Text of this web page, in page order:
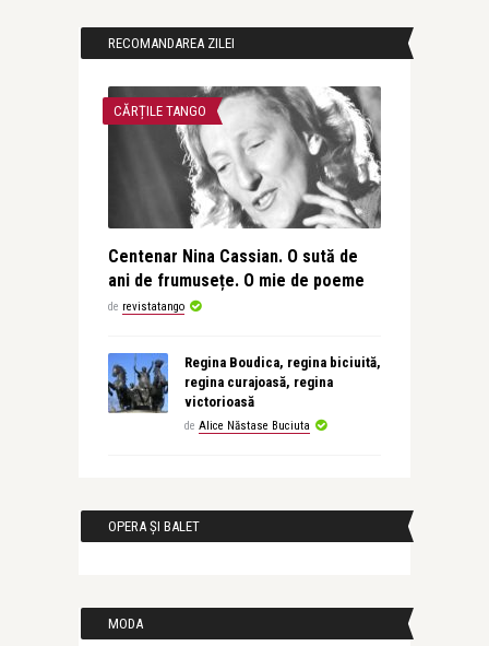
RECOMANDAREA ZILEI
CĂRȚILE TANGO
Centenar Nina Cassian. O sută de
ani de frumusețe. O mie de poeme
de revistatango
Regina Boudica, regina biciuită,
regina curajoasă, regina
victorioasă
de Alice Năstase Buciuta
OPERA ȘI BALET
MODA